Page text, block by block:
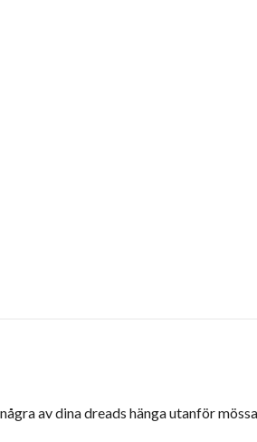
av dina dreads hänga utanför